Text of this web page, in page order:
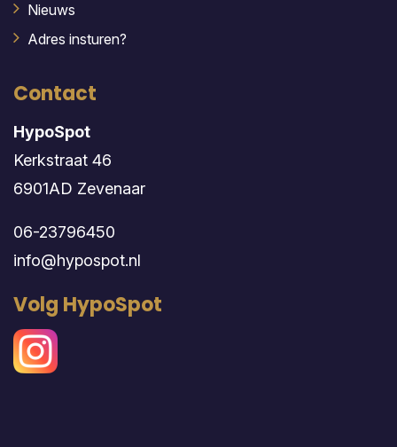
Nieuws
Adres insturen?
Contact
HypoSpot
Kerkstraat 46
6901AD Zevenaar
06-23796450
info@hypospot.nl
Volg HypoSpot